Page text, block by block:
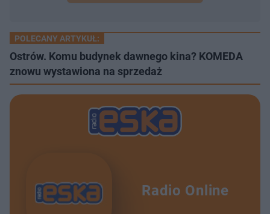
POLECANY ARTYKUŁ:
Ostrów. Komu budynek dawnego kina? KOMEDA
znowu wystawiona na sprzedaż
Radio Online